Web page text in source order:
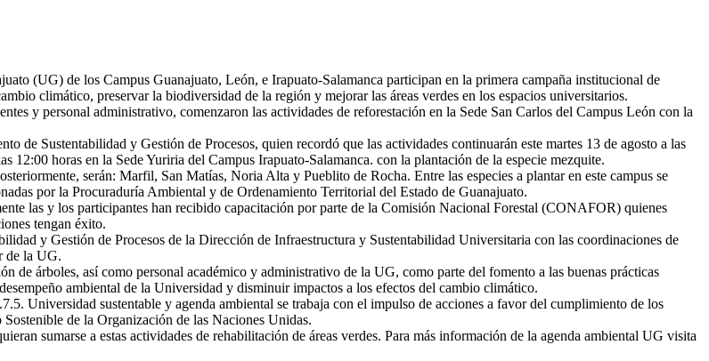
(UG) de los Campus Guanajuato, León, e Irapuato-Salamanca participan en la primera campaña institucional de
climático, preservar la biodiversidad de la región y mejorar las áreas verdes en los espacios universitarios.
y personal administrativo, comenzaron las actividades de reforestación en la Sede San Carlos del Campus León con la
de Sustentabilidad y Gestión de Procesos, quien recordó que las actividades continuarán este martes 13 de agosto a las
12:00 horas en la Sede Yuriria del Campus Irapuato-Salamanca. con la plantación de la especie mezquite.
serán: Marfil, San Matías, Noria Alta y Pueblito de Rocha. Entre las especies a plantar en este campus se
por la Procuraduría Ambiental y de Ordenamiento Territorial del Estado de Guanajuato.
las y los participantes han recibido capacitación por parte de la Comisión Nacional Forestal (CONAFOR) quienes
tengan éxito.
y Gestión de Procesos de la Dirección de Infraestructura y Sustentabilidad Universitaria con las coordinaciones de
de la UG.
de árboles, así como personal académico y administrativo de la UG, como parte del fomento a las buenas prácticas
ambiental de la Universidad y disminuir impactos a los efectos del cambio climático.
Universidad sustentable y agenda ambiental se trabaja con el impulso de acciones a favor del cumplimiento de los
de la Organización de las Naciones Unidas.
sumarse a estas actividades de rehabilitación de áreas verdes. Para más información de la agenda ambiental UG visita